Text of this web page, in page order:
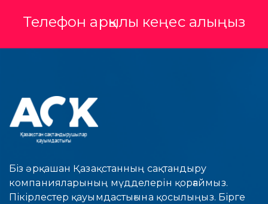
Телефон арқылы кеңес алыңыз
Біз әрқашан Қазақстанның сақтандыру
компанияларының мүдделерін қорғаймыз.
Пікірлестер қауымдастығына қосылыңыз. Бірге